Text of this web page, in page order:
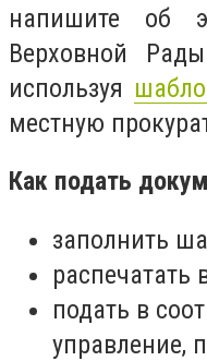
напишите об
Верховной
используя
местную
Как подать
заполнить
распечатать
подать в
управление,